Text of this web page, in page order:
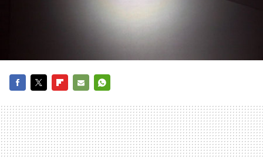
MAIL